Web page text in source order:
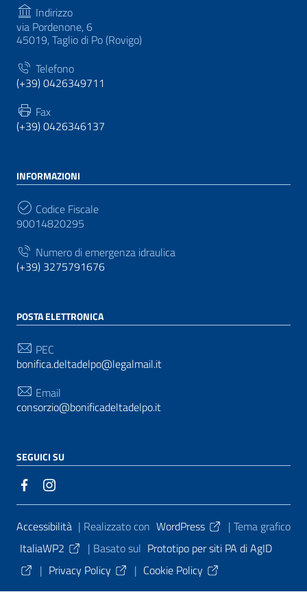
Indirizzo
via Pordenone, 6
45019, Taglio di Po (Rovigo)
Telefono
(+39) 0426349711
Fax
(+39) 0426346137
INFORMAZIONI
Codice Fiscale
90014820295
Numero di emergenza idraulica
(+39) 3275791676
POSTA ELETTRONICA
PEC
bonifica.deltadelpo@legalmail.it
Email
consorzio@bonificadeltadelpo.it
SEGUICI SU
Sezione Link Utili
Accessibilità | Realizzato con WordPress | Tema grafico
ItaliaWP2
| Basato sul Prototipo per siti PA di AgID
| Privacy Policy | Cookie Policy